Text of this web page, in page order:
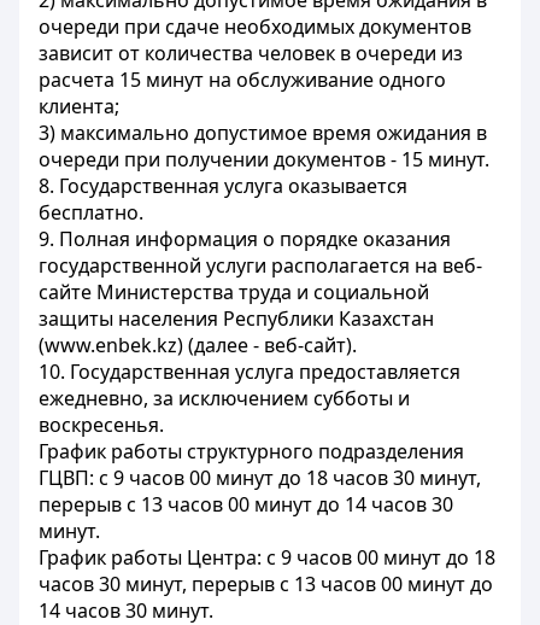
очереди при сдаче необходимых документов
зависит от количества человек в очереди из
расчета 15 минут на обслуживание одного
клиента;
3) максимально допустимое время ожидания в
очереди при получении документов - 15 минут.
8. Государственная услуга оказывается
бесплатно.
9. Полная информация о порядке оказания
государственной услуги располагается на веб-
сайте Министерства труда и социальной
защиты населения Республики Казахстан
(www.enbek.kz) (далее - веб-сайт).
10. Государственная услуга предоставляется
ежедневно, за исключением субботы и
воскресенья.
График работы структурного подразделения
ГЦВП: с 9 часов 00 минут до 18 часов 30 минут,
перерыв с 13 часов 00 минут до 14 часов 30
минут.
График работы Центра: с 9 часов 00 минут до 18
часов 30 минут, перерыв с 13 часов 00 минут до
14 часов 30 минут.